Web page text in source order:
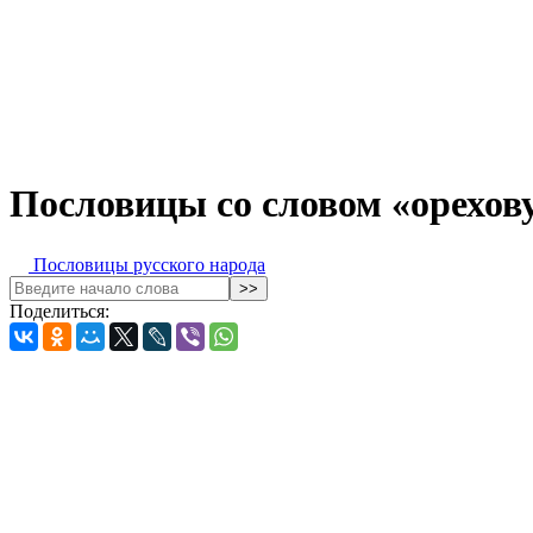
Пословицы со словом
Пословицы русского народа
Поделиться: